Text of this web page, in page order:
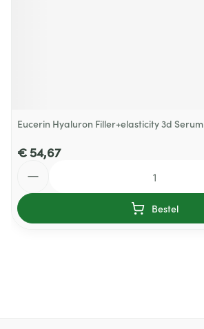
Eucerin Hyaluron Filler+elasticity 3d
€ 54,67
Bestel